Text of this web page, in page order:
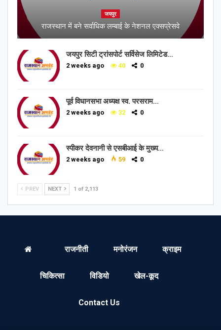
जयपुर
राजस्थान में बने सर्वाधिक लम्बाई के नेशनल एक्सप्रेसवे
जयपुर सिटी ट्रांसपोर्ट सर्विसेज लिमिटेड…
2 weeks ago 40 0
पूर्व विधानसभा अध्यक्ष स्व. परसराम…
2 weeks ago 32 0
स्पीकर देवनानी से एसबीआई के मुख्य…
2 weeks ago 59 0
PREV NEXT 1 of 2,113
राजनीती मनोरंजन क्राइम
चिकित्सा विडियो खेल-कूद
Contact Us